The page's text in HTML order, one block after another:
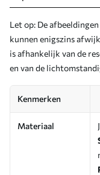
Let op: De
kunnen enigszins
is afhankelijk van de
en van de
Kenmerken
Materiaal